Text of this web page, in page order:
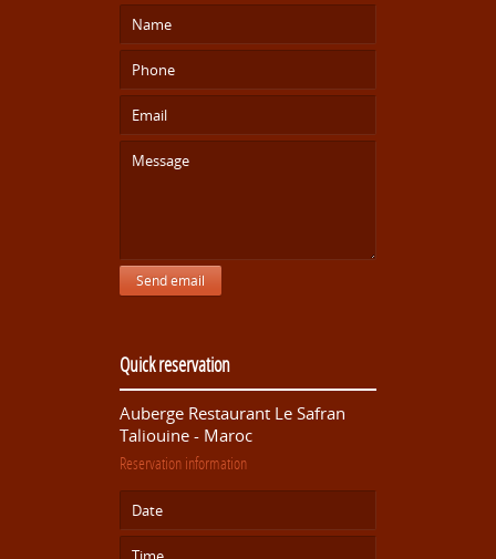
Send email
Quick reservation
Auberge Restaurant Le Safran
Taliouine - Maroc
Reservation information